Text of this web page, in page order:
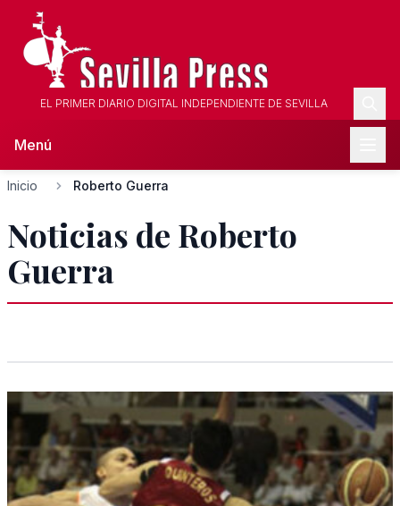
EL PRIMER DIARIO DIGITAL INDEPENDIENTE DE SEVILLA
Menú
Inicio Roberto Guerra
Noticias de Roberto
Guerra